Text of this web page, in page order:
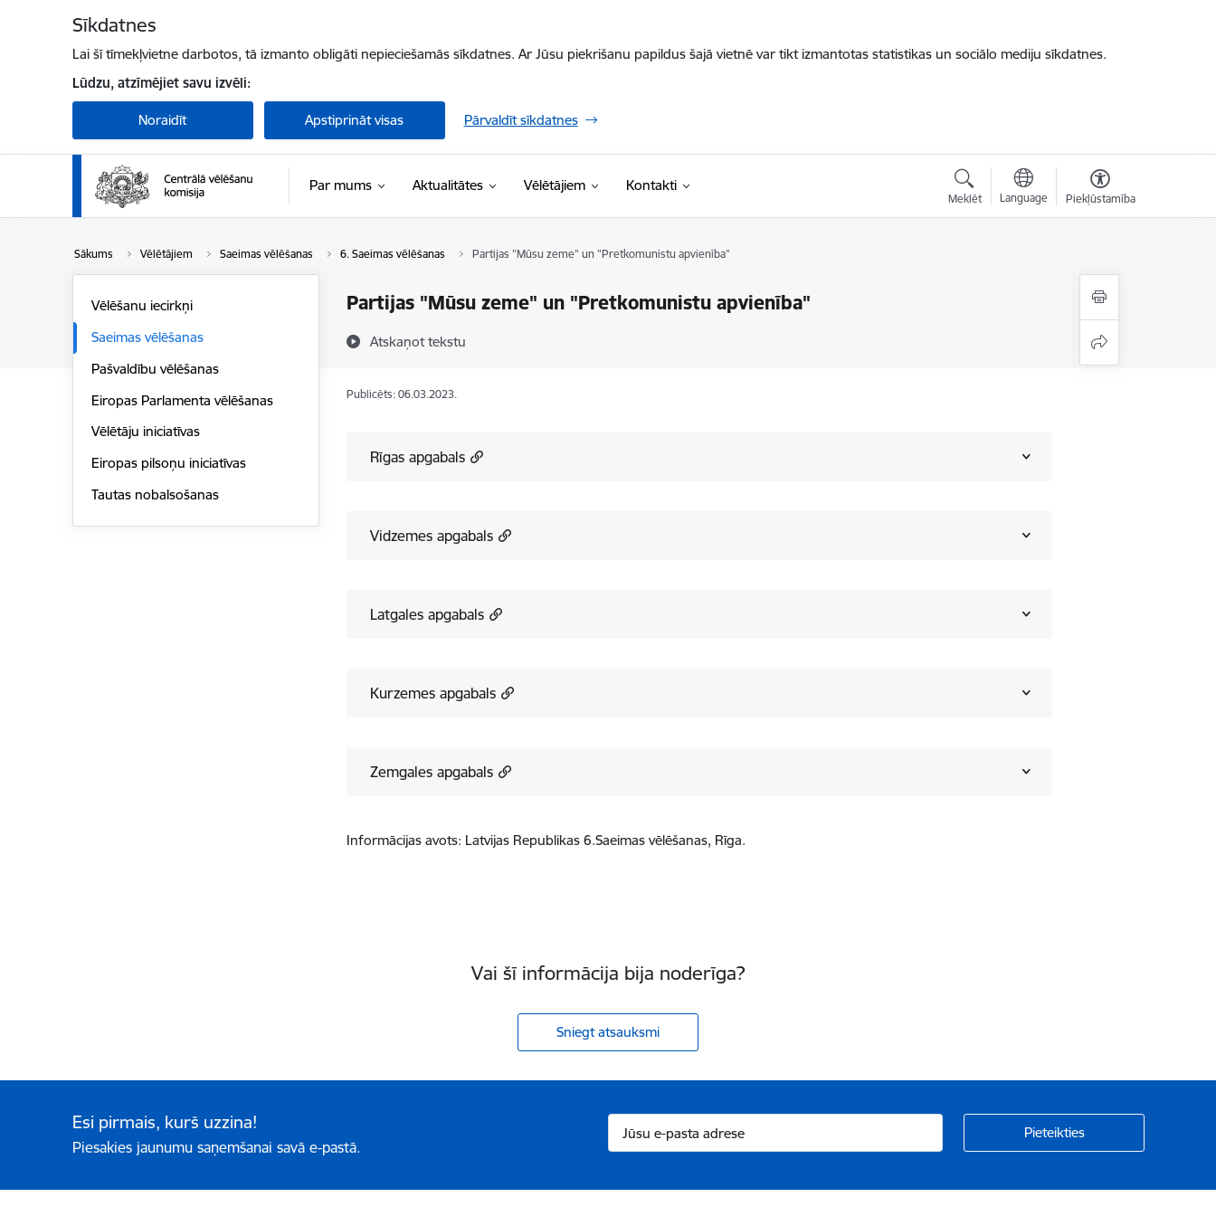
Sīkdatnes
Lai šī tīmekļvietne darbotos, tā izmanto obligāti nepieciešamās sīkdatnes. Ar Jūsu piekrišanu papildus šajā vietnē var tikt izmantotas statistikas un sociālo mediju sīkdatnes.
Lūdzu, atzīmējiet savu izvēli:
Noraidīt Apstiprināt visas Pārvaldīt sīkdatnes
Par mums Aktualitātes Vēlētājiem Kontakti
Meklēt Language Piekļūstamība
Sākums Vēlētājiem Saeimas vēlēšanas 6. Saeimas vēlēšanas Partijas "Mūsu zeme" un "Pretkomunistu apvienība"
Partijas "Mūsu zeme" un "Pretkomunistu apvienība"
Atskaņot tekstu
Vēlēšanu iecirkņi
Saeimas vēlēšanas
Pašvaldību vēlēšanas
Eiropas Parlamenta vēlēšanas
Vēlētāju iniciatīvas
Eiropas pilsoņu iniciatīvas
Tautas nobalsošanas
Publicēts: 06.03.2023.
Rīgas apgabals
Vidzemes apgabals
Latgales apgabals
Kurzemes apgabals
Zemgales apgabals
Informācijas avots: Latvijas Republikas 6.Saeimas vēlēšanas, Rīga.
Vai šī informācija bija noderīga?
Sniegt atsauksmi
Esi pirmais, kurš uzzina!
Piesakies jaunumu saņemšanai savā e-pastā.